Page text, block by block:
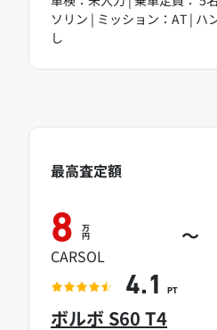
ソリン | ミッション：AT | ハ
し
ボルボ S60 T4
最高査定額
8 万
円 ～
CARSOL
4.1 PT